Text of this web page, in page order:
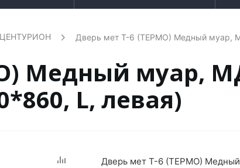
Дверь мет Т-6 (ТЕРМО) Медный муар,
Медный муар,
L, левая)
Дверь мет Т-6 (ТЕРМО)